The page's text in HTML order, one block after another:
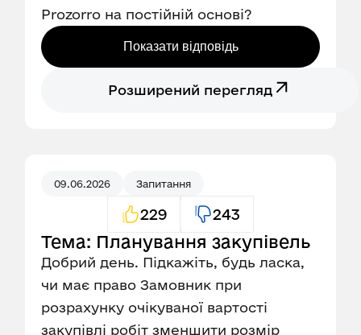
Prozorro на постійній основі?
Показати відповідь
Розширений перегляд
09.06.2026 Запитання
229 243
Тема: Планування закупівель
Добрий день. Підкажіть, будь ласка,
чи має право Замовник при
розрахунку очікуваної вартості
закупівлі робіт зменшити розмір